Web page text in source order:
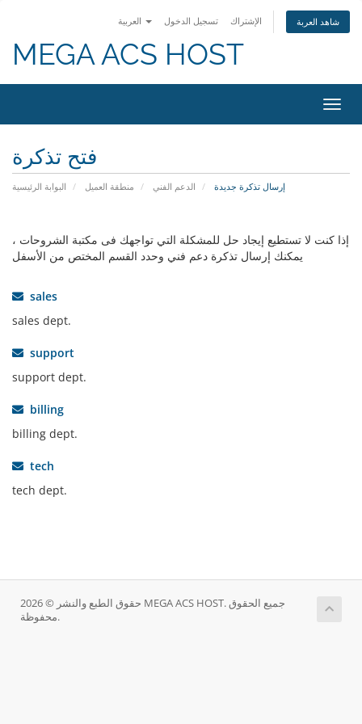
تسجيل الدخول الإشتراك شاهد العربة
MEGA ACS HOST
تبديل
التنقل
فتح تذكرة
البوابة الرئيسية منطقة العميل الدعم الفني إرسال تذكرة جديدة
إذا كنت لا تستطيع إيجاد حل للمشكلة التي تواجهك فى مكتبة الشروحات ،
يمكنك إرسال تذكرة دعم فني وحدد القسم المختص من الأسفل
sales
sales dept.
support
support dept.
billing
billing dept.
tech
tech dept.
حقوق الطبع والنشر © 2026 MEGA ACS HOST. جميع الحقوق
محفوظة.